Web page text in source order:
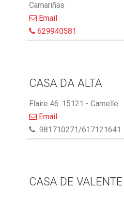
Camariñas
Email
629940581
CASA DA ALTA
Flaire 46. 15121 - Camelle
Email
981710271/617121641
CASA DE VALENTE